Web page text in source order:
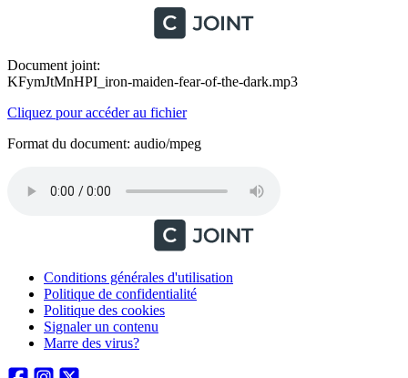
Document joint:
KFymJtMnHPI_iron-maiden-fear-of-the-dark.mp3
Cliquez pour accéder au fichier
Format du document: audio/mpeg
Conditions générales d'utilisation
Politique de confidentialité
Politique des cookies
Signaler un contenu
Marre des virus?